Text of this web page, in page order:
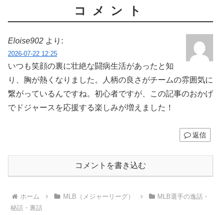
コメント
Eloise902 より:
2026-07-22 12:25
いつも笑顔の裏に壮絶な闘病生活があったと知
り、胸が熱くなりました。人柄の良さがチームの雰囲気に
繋がっているんですね。初心者ですが、この記事のおかげ
でドジャースを応援する楽しみが増えました！
返信
コメントを書き込む
ホーム MLB（メジャーリーグ）
MLB選手の逸話・
秘話・裏話